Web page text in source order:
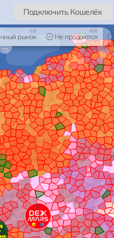
Подключить Кошелёк
рынок
212
Не продаются
4391